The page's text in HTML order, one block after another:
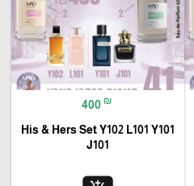
400 ₪
His & Hers Set Y102 L101 Y101
J101